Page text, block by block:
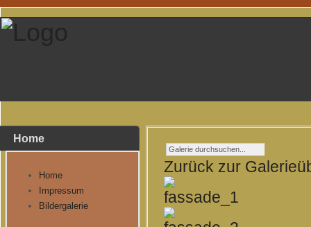
Home
Home
Impressum
Bildergalerie
Zurück zur